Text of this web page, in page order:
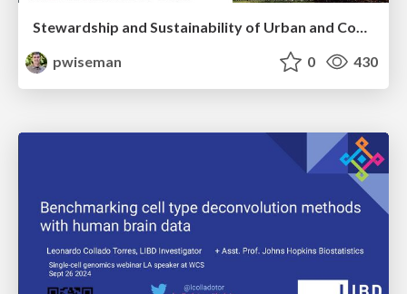
Stewardship and Sustainability of Urban and Community Forests
pwiseman
0 430